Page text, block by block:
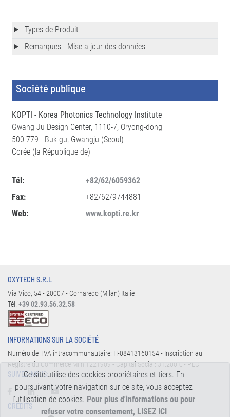
Types de Produit
Remarques - Mise a jour des données
Société publique
KOPTI - Korea Photonics Technology Institute
Gwang Ju Design Center, 1110-7, Oryong-dong
500-779 - Buk-gu, Gwangju (Seoul)
Corée (la République de)
Tél:
+82/62/6059362
Fax:
+82/62/9744881
Web:
www.kopti.re.kr
OXYTECH S.R.L
Via Vico, 54 - 20007 - Cornaredo (Milan) Italie
Tél. +39 02.93.56.32.58
INFORMATIONS SUR LA SOCIÉTÉ
Numéro de TVA intracommunautaire: IT-08413160154 - Inscription au
Registre du Commerce MI n.1221909 - Capital Social: 31.200 € - PEC
SUIVEZ-NOUS:
CREDITS
Ce site utilise des cookies propriétaires et tiers. En
poursuivant votre navigation sur ce site, vous acceptez
l'utilisation de cookies. Pour plus d'informations ou pour
refuser votre consentement, LISEZ ICI